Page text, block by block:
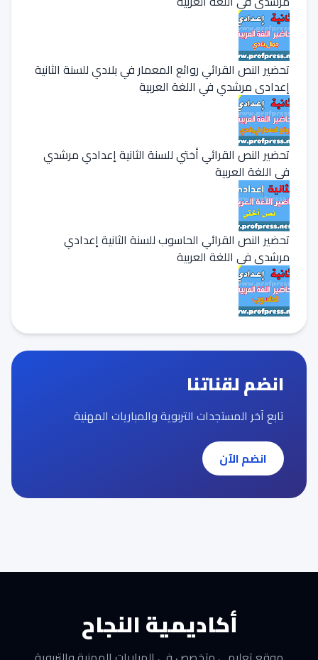
تحضير النص القرائي روائع المعمار في بلادي للسنة الثانية
إعدادي مرشدي في اللغة العربية
تحضير النص القرائي أختي للسنة الثانية إعدادي مرشدي
في اللغة العربية
تحضير النص القرائي الحاسوب للسنة الثانية إعدادي
مرشدي في اللغة العربية
انضم لقناتنا
تابع آخر المستجدات التربوية والمباريات المهنية
انضم الآن
أكاديمية النجاح